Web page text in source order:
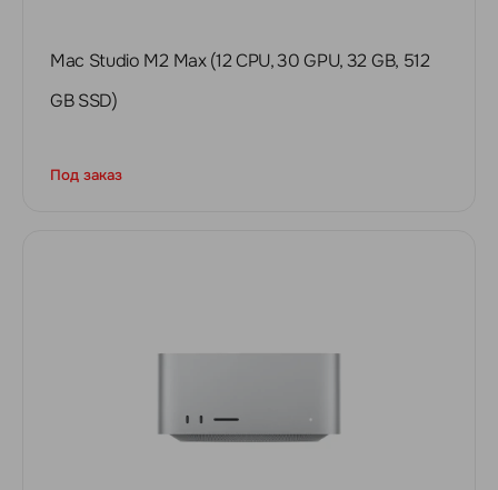
Mac Studio M2 Max (12 CPU, 30 GPU, 32 GB, 512
GB SSD)
Под заказ